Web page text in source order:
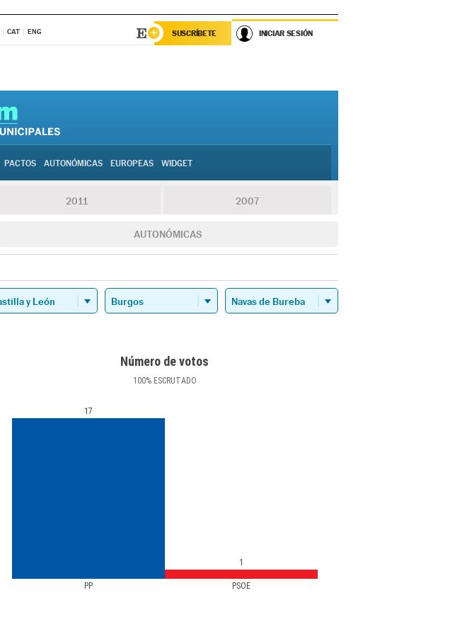
CAT ENG SUSCRÍBETE INICIAR SESIÓN
PACTOS AUTONÓMICAS EUROPEAS WIDGET
2011 2007
AUTONÓMICAS
Número de votos
100%ESCRUTADO
PP PSOE
17
1